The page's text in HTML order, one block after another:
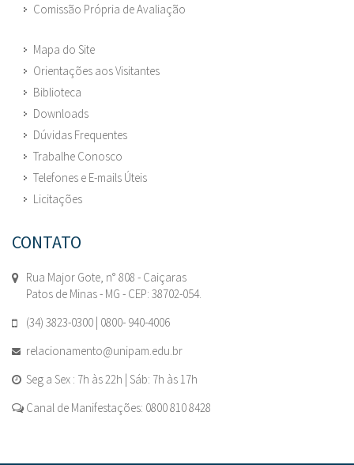
Comissão Própria de Avaliação
Mapa do Site
Orientações aos Visitantes
Biblioteca
Downloads
Dúvidas Frequentes
Trabalhe Conosco
Telefones e E-mails Úteis
Licitações
CONTATO
Rua Major Gote, n° 808 - Caiçaras
Patos de Minas - MG - CEP: 38702-054.
(34) 3823-0300 | 0800- 940-4006
relacionamento@unipam.edu.br
Seg a Sex : 7h às 22h | Sáb: 7h às 17h
Canal de Manifestações: 0800 810 8428